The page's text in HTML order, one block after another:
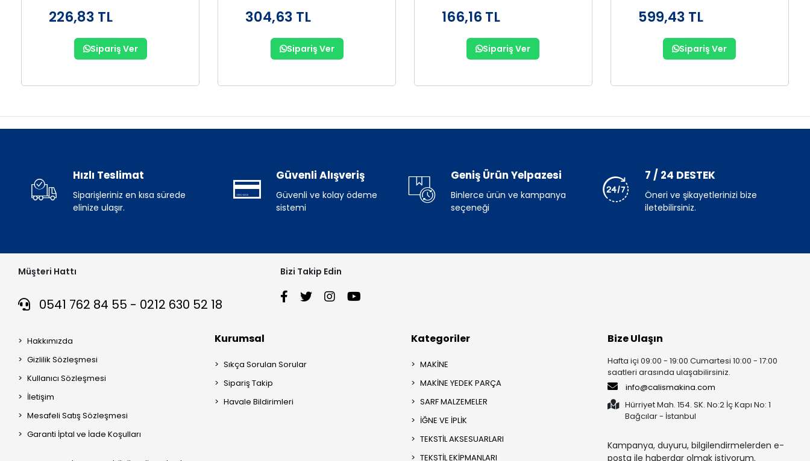
226,83 TL
Sipariş Ver
304,63 TL
Sipariş Ver
166,16 TL
Sipariş Ver
599,43 TL
Sipariş Ver
Hızlı Teslimat
Siparişleriniz en kısa sürede
elinize ulaşır.
Güvenli Alışveriş
Güvenli ve kolay ödeme
sistemi
Geniş Ürün Yelpazesi
Binlerce ürün ve kampanya
seçeneği
7 / 24 DESTEK
Öneri ve şikayetlerinizi bize
iletebilirsiniz.
Müşteri Hattı
0541 762 84 55 - 0212 630 52 18
Bizi Takip Edin
Hakkımızda
Gizlilik Sözleşmesi
Kullanıcı Sözleşmesi
İletişim
Mesafeli Satış Sözleşmesi
Garanti İptal ve İade Koşulları
Kurumsal
Sıkça Sorulan Sorular
Sipariş Takip
Havale Bildirimleri
Kategoriler
MAKİNE
MAKİNE YEDEK PARÇA
SARF MALZEMELER
İĞNE VE İPLİK
TEKSTİL AKSESUARLARI
TEKSTİL EKİPMANLARI
Bize Ulaşın
Hafta içi 09:00 - 19:00 Cumartesi 10:00 - 17:00
saatleri arasında ulaşabilirsiniz.
info@calismakina.com
Hürriyet Mah. 154. SK. No:2 İç Kapı No: 1
Bağcılar - İstanbul
Kampanya, duyuru, bilgilendirmelerden e-
posta ile haberdar olmak istiyorum.